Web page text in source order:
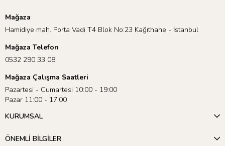
Mağaza
Hamidiye mah. Porta Vadi T4 Blok No:23 Kağıthane - İstanbul
Mağaza Telefon
0532 290 33 08
Mağaza Çalışma Saatleri
Pazartesi - Cumartesi 10:00 - 19:00
Pazar 11:00 - 17:00
KURUMSAL
ÖNEMLİ BİLGİLER